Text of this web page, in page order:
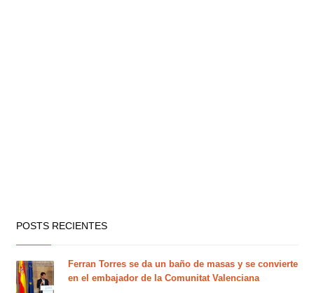
POSTS RECIENTES
Ferran Torres se da un baño de masas y se convierte
en el embajador de la Comunitat Valenciana